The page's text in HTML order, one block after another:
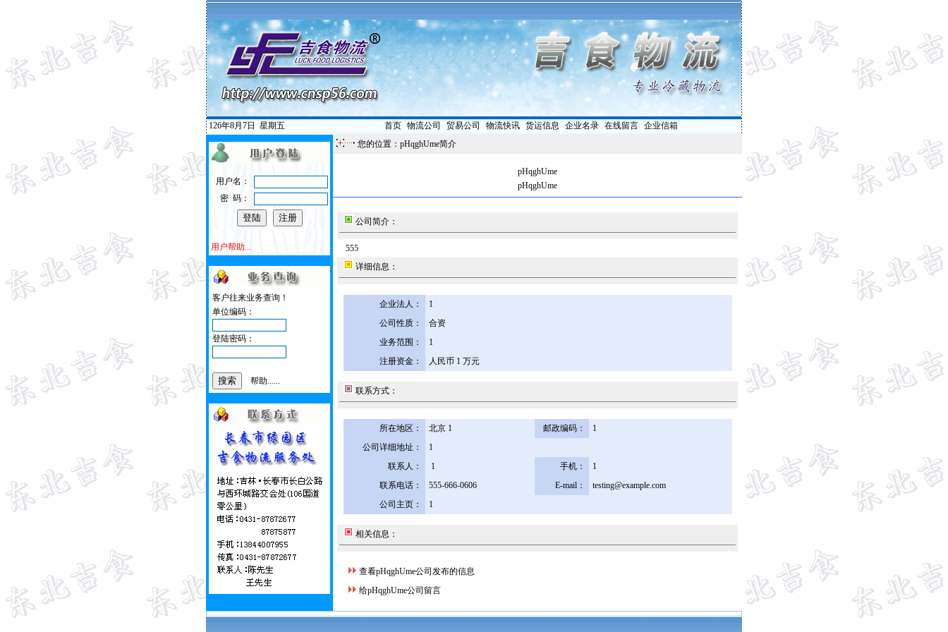
126年8月7日 星期五 首页| 物流公司 贸易公司 物流快讯| 货运信息 企业名录| 在线留言| 企业信箱
用户名：
密 码：
用户帮助...
客户往来业务查询！
单位编码：
登陆密码：
帮助......
您的位置：pHqghUme简介
pHqghUme
pHqghUme
公司简介：
555
详细信息：
企业法人：
1
公司性质：
合资
业务范围：
1
注册资金：
人民币 1 万元
联系方式：
所在地区： 北京 1 邮政编码：
1
公司详细地址：
1
联系人：
1 手机：
1
联系电话：
555-666-0606 E-mail：
testing@example.com
公司主页：
1
相关信息：
查看pHqghUme公司发布的信息
给pHqghUme公司留言